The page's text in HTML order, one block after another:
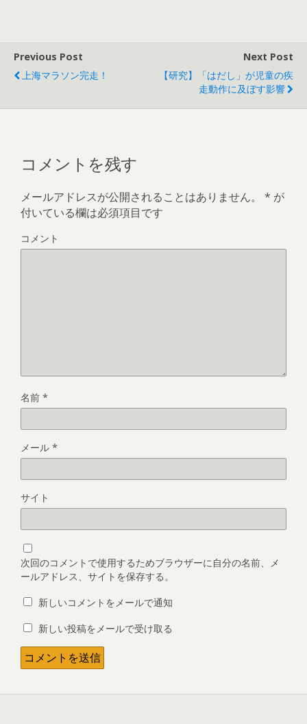
Previous Post
上海マラソン完走！
Next Post
【研究】「はだし」が児童の疾
走動作に及ぼす影響
コメントを残す
メールアドレスが公開されることはありません。 * が
付いている欄は必須項目です
コメント
名前 *
メール *
サイト
次回のコメントで使用するためブラウザーに自分の名前、メ
ールアドレス、サイトを保存する。
新しいコメントをメールで通知
新しい投稿をメールで受け取る